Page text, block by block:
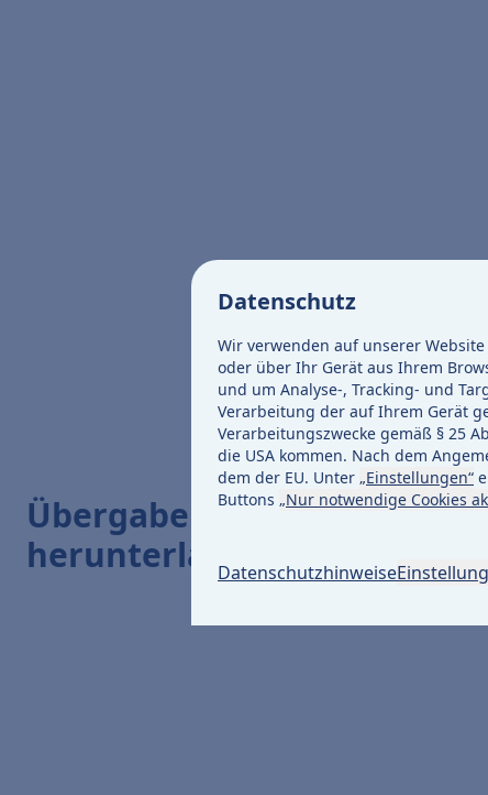
Datenschutz
Wir verwenden auf unserer
oder über Ihr Gerät aus Ihrem
und um Analyse-, Tracking- und
Verarbeitung der auf Ihrem Gerät
Verarbeitungszwecke gemäß § 25
die USA kommen. Nach dem
dem der EU. Unter „Einstellungen“
Buttons „Nur notwendige Cookies
Datenschutzhinweise
Übergabeprotokoll
herunterladen